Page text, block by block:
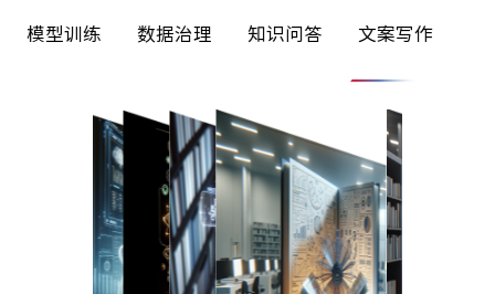
数据治理 知识问答 文案写作 文档阅读